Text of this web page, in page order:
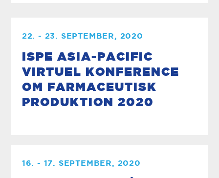
22. - 23. SEPTEMBER, 2020
ISPE ASIA-PACIFIC
VIRTUEL KONFERENCE
OM FARMACEUTISK
PRODUKTION 2020
16. - 17. SEPTEMBER, 2020